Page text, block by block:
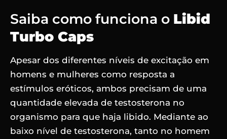
Saiba como funciona o Libid
Turbo Caps
Apesar dos diferentes níveis de excitação em
homens e mulheres como resposta a
estímulos eróticos, ambos precisam de uma
quantidade elevada de testosterona no
organismo para que haja libido. Mediante ao
baixo nível de testosterona, tanto no homem